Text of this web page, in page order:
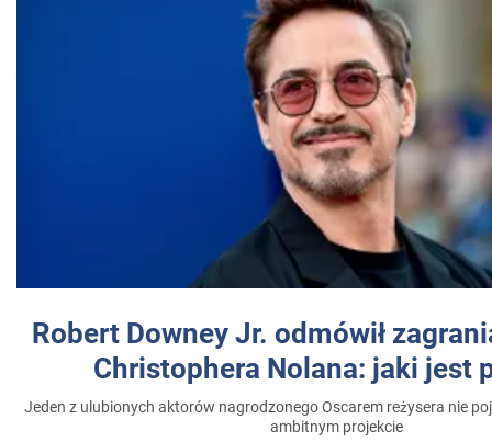
Robert Downey Jr. odmówił
Christophera Nolana: jaki jest
Jeden z ulubionych aktorów nagrodzonego Oscarem reżysera nie
ambitnym projekcie